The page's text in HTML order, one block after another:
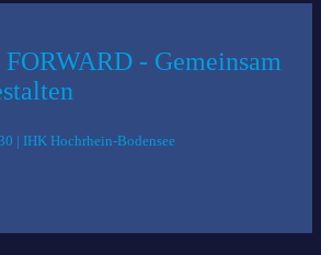
- Gemeinsam
| IHK Hochrhein-Bodensee